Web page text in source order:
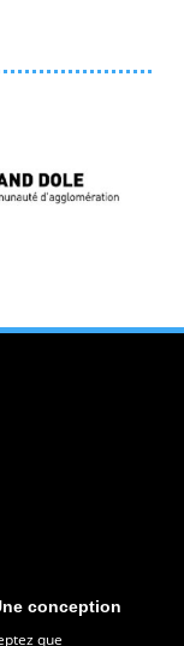
conception
que